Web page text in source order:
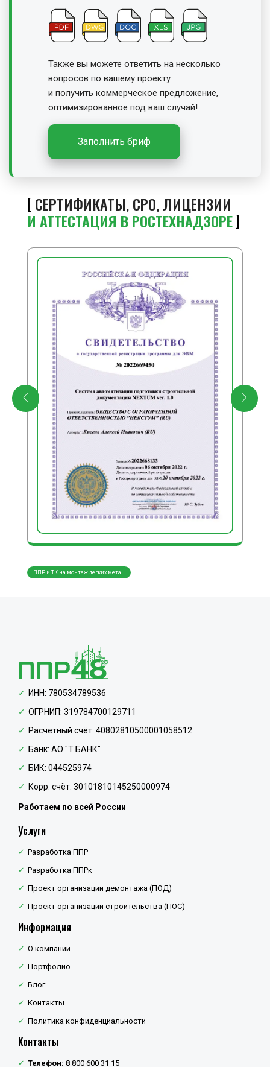
Также вы можете ответить на несколько
вопросов по вашему проекту
и получить коммерческое предложение,
оптимизированное под ваш случай!
Заполнить бриф
СЕРТИФИКАТЫ, СРО, ЛИЦЕНЗИИ
И АТТЕСТАЦИЯ В РОСТЕХНАДЗОРЕ
ППР и ТК на монтаж легких мета...
ППР и ТК на монтаж трубопровод...
ИНН: 780534789536
ОГРНИП: 319784700129711
Расчётный счёт: 40802810500001058512
Банк: АО "Т БАНК"
БИК: 044525974
Корр. счёт: 30101810145250000974
Работаем по всей России
Услуги
Разработка ППР
Разработка ППРк
Проект организации демонтажа (ПОД)
Проект организации строительства (ПОС)
Информация
О компании
Портфолио
Блог
Контакты
Политика конфиденциальности
Контакты
Телефон: 8 800 600 31 15